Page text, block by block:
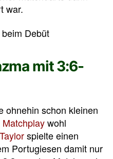
war.
mit 3:6-
ohnehin schon kleinen
Matchplaywohl
spielte einen
Portugiesen damit nur